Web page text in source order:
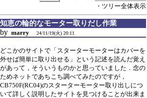
・ツリー全体表示
知恵の輪的なモーター取りだし作業
by marry 24/11/19(火) 20:11
どこかのサイトで「スターターモーターはカバーを
外せば簡単に取り出せる」という記述を読んだ覚え
があって，そういうものかと思っていました．念の
ためネットであちこち調べてみたのですが，
CB750F(RC04)のスターターモーター取り出しにつ
いて詳しく説明したサイトを見つけることが出来ま